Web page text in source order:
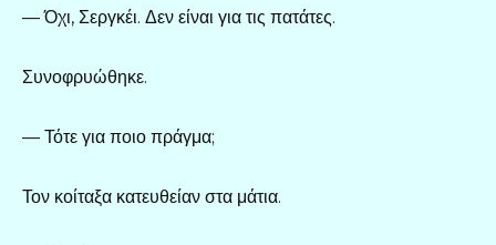
— Όχι, Σεργκέι. Δεν είναι για τις πατάτες.
Συνοφρυώθηκε.
— Τότε για ποιο πράγμα;
Τον κοίταξα κατευθείαν στα μάτια.